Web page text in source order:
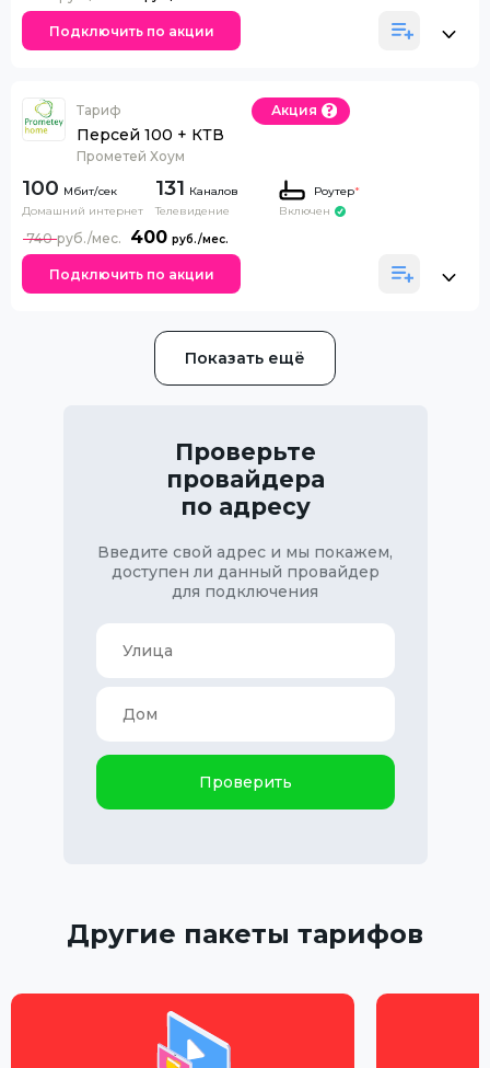
Подключить по акции
Тариф
Персей 100 + КТВ
Прометей Хоум
Акция
100
Домашний интернет
131 Каналов
Телевидение
Роутер*
Включен
400
740
Подключить по акции
Показать ещё
Проверьте
провайдера
по адресу
Введите свой адрес и мы покажем,
доступен ли данный провайдер
для подключения
Проверить
Другие пакеты тарифов